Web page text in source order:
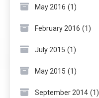
May 2016 (1)
February 2016 (1)
July 2015 (1)
May 2015 (1)
September 2014 (1)